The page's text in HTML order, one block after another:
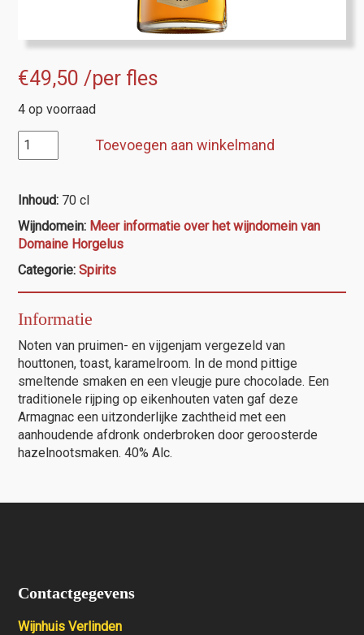
€49,50 /per fles
4 op voorraad
Armagnac
XO
aantal
Toevoegen aan winkelmand
Inhoud: 70 cl
Wijndomein: Meer informatie over het wijndomein van
Domaine Horgelus
Categorie:Spirits
Informatie
Noten van pruimen- en vijgenjam vergezeld van
houttonen, toast, karamelroom. In de mond pittige
smeltende smaken en een vleugje pure chocolade. Een
traditionele rijping op eikenhouten vaten gaf deze
Armagnac een uitzonderlijke zachtheid met een
aanhoudende afdronk onderbroken door geroosterde
hazelnootsmaken. 40% Alc.
Contactgegevens
Wijnhuis Verlinden